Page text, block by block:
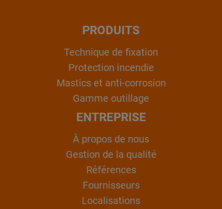
PRODUITS
Technique de fixation
Protection incendie
Mastics et anti-corrosion
Gamme outillage
ENTREPRISE
À propos de nous
Gestion de la qualité
Références
Fournisseurs
Localisations